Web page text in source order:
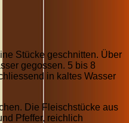
Stücke geschnitten. Über
gegossen. 5 bis 8
in kaltes Wasser
Die Fleischstücke aus
Pfeffer, reichlich